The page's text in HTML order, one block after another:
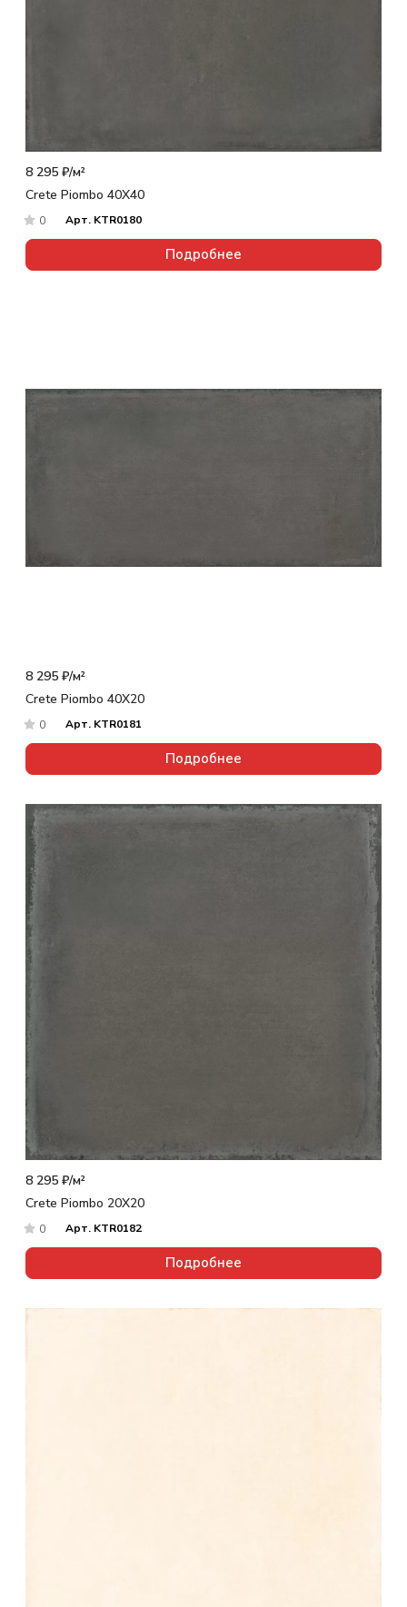
8 295 ₽/м²
Crete Piombo 40X40
0 Арт. KTR0180
Подробнее
8 295 ₽/м²
Crete Piombo 40X20
0 Арт. KTR0181
Подробнее
8 295 ₽/м²
Crete Piombo 20X20
0 Арт. KTR0182
Подробнее